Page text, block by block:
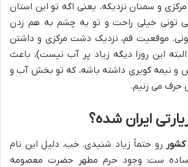
و سمنان نزدیکه. یعنی اگه تو این استان
تونی خیلی راحت و تو یه چشم به هم زدن
موقعیت قم، نزدیک دشت مرکزی و داشتن
این روزا دیگه زیاد پر آب نیست)، باعث
نیمه کویری داشته باشه، که تو بخش آب و
حرف می زنیم.
ایران شده؟
رو حتماً زیاد شنیدی. خب، دلیل این نام
ساده ست: وجود حرم مطهر حضرت معصومه